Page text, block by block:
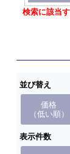
検索に該当
並び替え
価格
（低い順）
表示件数